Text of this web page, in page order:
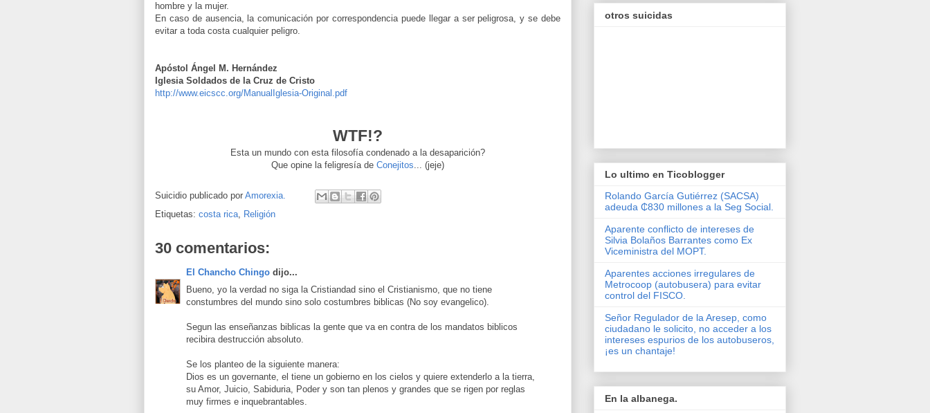
hombre y la mujer.
En caso de ausencia, lacomunicación por correspondencia puede llegar a ser peligrosa, y se debe
evitar a toda costa cualquier peligro.
Apóstol Ángel M. Hernández
Iglesia Soldados de la Cruz de Cristo
http://www.eicscc.org/ManualIglesia-Original.pdf
WTF!?
Esta un mundo con esta filosofía condenado a la desaparición?
Que opine la feligresía de Conejitos... (jeje)
Suicidio publicado por Amorexia.
Etiquetas: costa rica, Religión
30 comentarios:
El Chancho Chingo dijo...
Bueno, yo la verdad no siga la Cristiandad sino el Cristianismo, que no tiene
constumbres del mundo sino solo costumbres biblicas (No soy evangelico).
Segun las enseñanzas biblicas la gente que va en contra de los mandatos biblicos
recibira destrucción absoluto.
Se los planteo de la siguiente manera:
Dios es un governante, el tiene un gobierno en los cielos y quiere extenderlo a la tierra,
su Amor, Juicio, Sabiduria, Poder y son tan plenos y grandes que se rigen por reglas
muy firmes e inquebrantables.
otros suicidas
Lo ultimo en Ticoblogger
Rolando García Gutiérrez (SACSA)
adeuda ₵830 millones a la Seg Social.
Aparente conflicto de intereses de
Silvia Bolaños Barrantes como Ex
Viceministra del MOPT.
Aparentes acciones irregulares de
Metrocoop (autobusera) para evitar
control del FISCO.
Señor Regulador de la Aresep, como
ciudadano le solicito, no acceder a los
intereses espurios de los autobuseros,
¡es un chantaje!
En la albanega.